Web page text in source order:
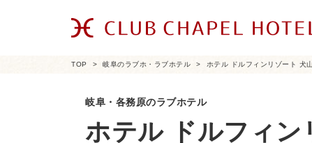
TOP 岐阜のラブホ・ラブホテル ホテル ドルフィンリゾート 犬山
岐阜・各務原のラブホテル
ホテル ドルフィン